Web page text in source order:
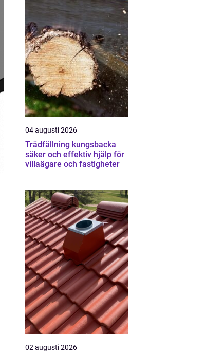
04 augusti 2026
Trädfällning kungsbacka
säker och effektiv hjälp för
villaägare och fastigheter
02 augusti 2026